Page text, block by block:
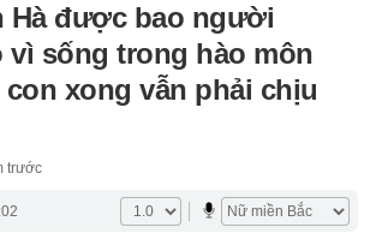
Hà được bao người
sống trong hào môn
xong vẫn phải chịu
trước